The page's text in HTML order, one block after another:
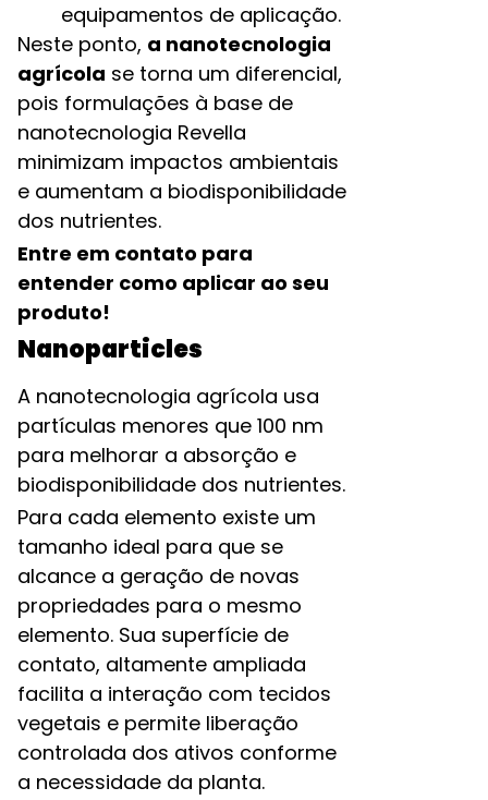
equipamentos de aplicação.
Neste ponto, a nanotecnologia
agrícola se torna um diferencial,
pois formulações à base de
nanotecnologia Revella
minimizam impactos ambientais
e aumentam a biodisponibilidade
dos nutrientes.
Entre em contato para
entender como aplicar ao seu
produto!
Nanoparticles
A nanotecnologia agrícola usa
partículas menores que 100 nm
para melhorar a absorção e
biodisponibilidade dos nutrientes.
Para cada elemento existe um
tamanho ideal para que se
alcance a geração de novas
propriedades para o mesmo
elemento. Sua superfície de
contato, altamente ampliada
facilita a interação com tecidos
vegetais e permite liberação
controlada dos ativos conforme
a necessidade da planta.